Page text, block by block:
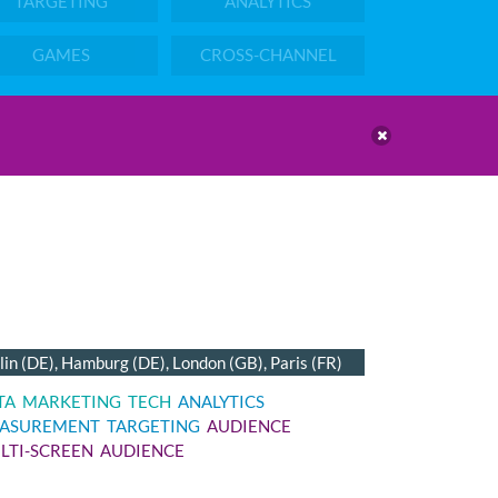
GAMES CROSS-CHANNEL
(DE), Hamburg (DE), London (GB), Paris (FR)
MARKETING TECH ANALYTICS
TARGETING AUDIENCE
SCREEN AUDIENCE